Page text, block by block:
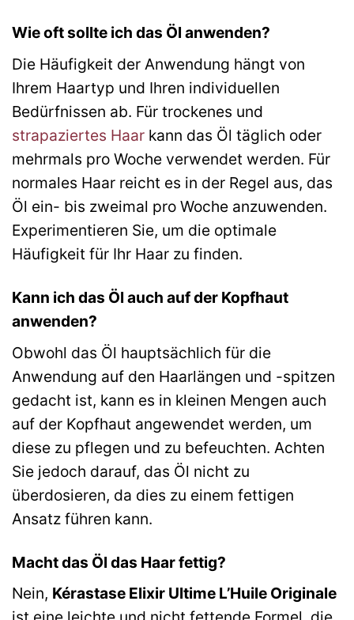
Wie oft sollte ich das Öl anwenden?
Die Häufigkeit der Anwendung hängt von
Ihrem Haartyp und Ihren individuellen
Bedürfnissen ab. Für trockenes und
strapaziertes Haar kann das Öl täglich oder
mehrmals pro Woche verwendet werden. Für
normales Haar reicht es in der Regel aus, das
Öl ein- bis zweimal pro Woche anzuwenden.
Experimentieren Sie, um die optimale
Häufigkeit für Ihr Haar zu finden.
Kann ich das Öl auch auf der Kopfhaut
anwenden?
Obwohl das Öl hauptsächlich für die
Anwendung auf den Haarlängen und -spitzen
gedacht ist, kann es in kleinen Mengen auch
auf der Kopfhaut angewendet werden, um
diese zu pflegen und zu befeuchten. Achten
Sie jedoch darauf, das Öl nicht zu
überdosieren, da dies zu einem fettigen
Ansatz führen kann.
Macht das Öl das Haar fettig?
Nein, Kérastase Elixir Ultime L’Huile Originale